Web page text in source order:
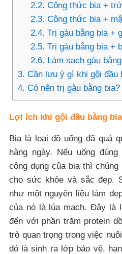
2.2. Công thức bia +
2.3. Công thức bia +
2.4. Trị gàu bằng bia +
2.5. Trị gàu bằng bia +
2.6. Làm sạch gàu
3. Cần lưu ý gì khi gội đầu
4. Có nên trị gàu bằng bia?
Lợi ích khi gội đầu bằng bia
Bia là loại đồ uống đã quá
hàng ngày. Nếu uống
công dụng của bia thì
cho sức khỏe và sắc đẹp.
như một nguyên liệu làm
của nó là lúa mạch. Đây là
đến với phần trăm protein
trò quan trọng trong việc
đó là sinh ra lớp bảo vệ,